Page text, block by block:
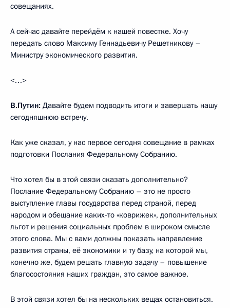
совещаниях.
А сейчас давайте перейдём к нашей повестке. Хочу
передать слово Максиму Геннадьевичу Решетникову –
Министру экономического развития.
<…>
В.Путин: Давайте будем подводить итоги и завершать нашу
сегодняшнюю встречу.
Как уже сказал, у нас первое сегодня совещание в рамках
подготовки Послания Федеральному Собранию.
Что хотел бы в этой связи сказать дополнительно?
Послание Федеральному Собранию – это не просто
выступление главы государства перед страной, перед
народом и обещание каких-то «коврижек», дополнительных
льгот и решения социальных проблем в широком смысле
этого слова. Мы с вами должны показать направление
развития страны, её экономики и ту базу, на которой мы,
конечно же, будем решать главную задачу – повышение
благосостояния наших граждан, это самое важное.
В этой связи хотел бы на нескольких вещах остановиться.